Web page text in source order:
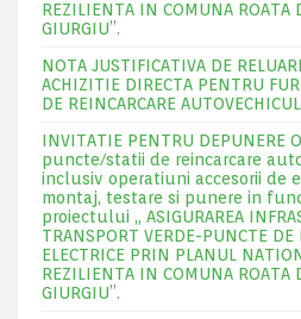
REZILIENTA IN COMUNA ROATA
GIURGIU”.
NOTA JUSTIFICATIVA DE
ACHIZITIE DIRECTA PENTRU
DE REINCARCARE
INVITATIE PENTRU DEPUNERE
puncte/statii de reincarcare
inclusiv operatiuni accesorii de
montaj, testare si punere in
proiectului „ ASIGURAREA
TRANSPORT VERDE-PUNCTE DE
ELECTRICE PRIN PLANUL
REZILIENTA IN COMUNA ROATA
GIURGIU”.